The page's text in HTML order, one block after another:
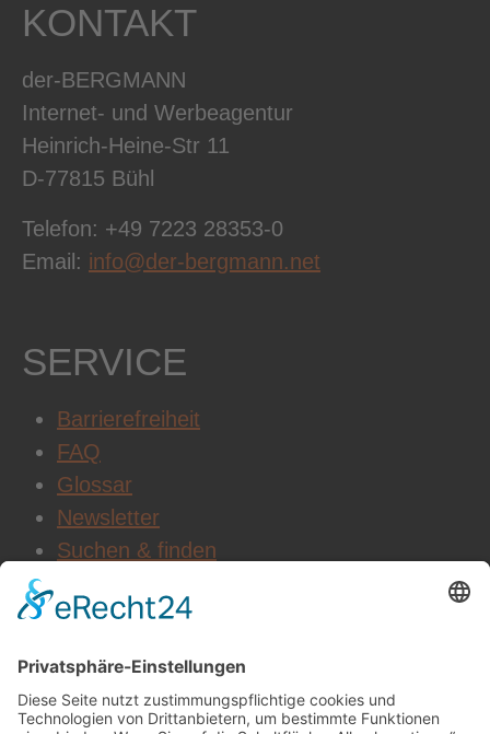
KONTAKT
der-BERGMANN
Internet- und Werbeagentur
Heinrich-Heine-Str 11
D-77815 Bühl
Telefon: +49 7223 28353-0
Email: info@der-bergmann.net
SERVICE
Barrierefreiheit
FAQ
Glossar
Newsletter
Suchen & finden
WEITERE INFOS
Datenschutz